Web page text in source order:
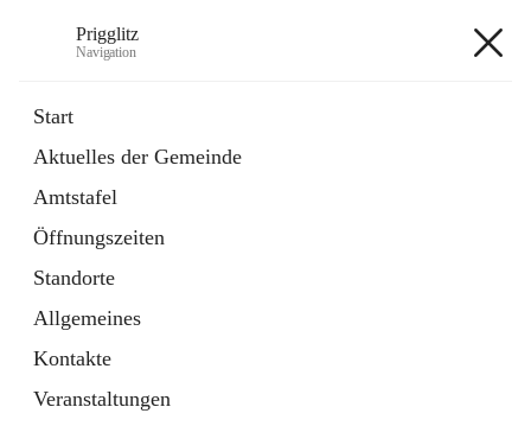
Prigglitz
Navigation
Start
Aktuelles der Gemeinde
Amtstafel
Öffnungszeiten
Standorte
Allgemeines
Kontakte
Veranstaltungen
Externe Webseite
in
Tab
Gemeindezeitung
Ordner
öffnet
in
neuem
Tab